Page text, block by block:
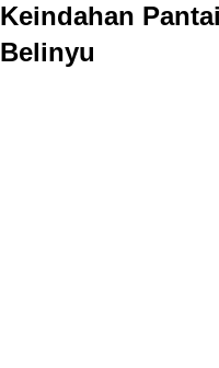
Keindahan
Belinyu